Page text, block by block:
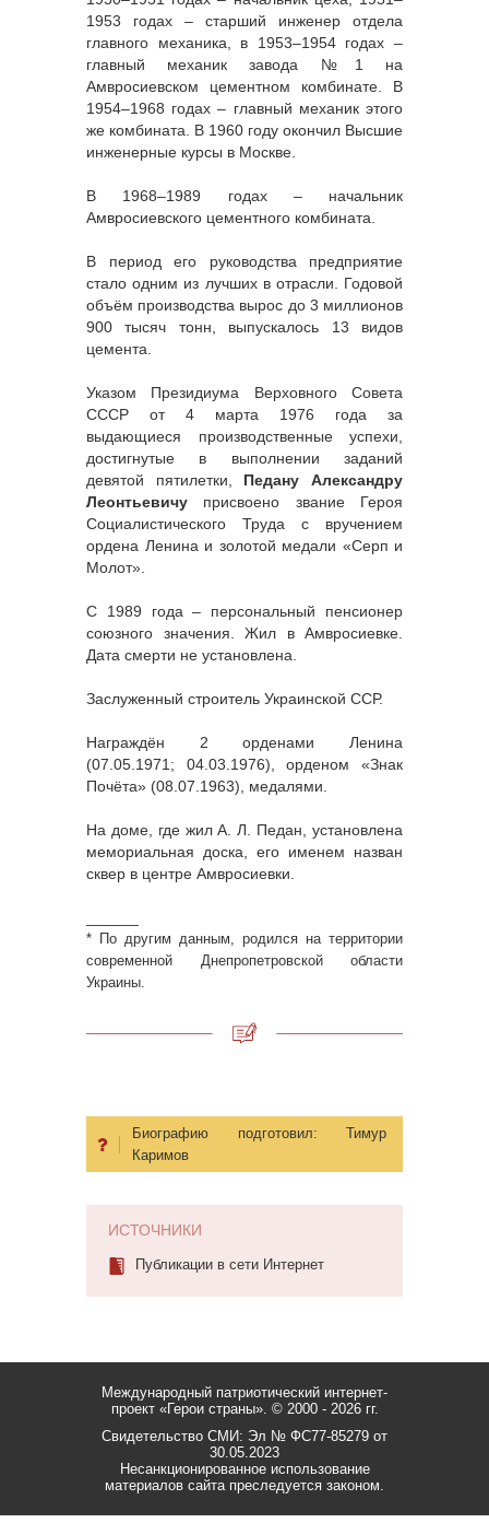
1953 годах – старший инженер отдела
главного механика, в 1953–1954 годах –
главный механик завода №1 на
Амвросиевском цементном комбинате. В
1954–1968 годах – главный механик этого
же комбината. В 1960 году окончил Высшие
инженерные курсы в Москве.
В 1968–1989 годах – начальник
Амвросиевского цементного комбината.
В период его руководства предприятие
стало одним из лучших в отрасли. Годовой
объём производства вырос до 3 миллионов
900 тысяч тонн, выпускалось 13 видов
цемента.
Указом Президиума Верховного Совета
СССР от 4 марта 1976 года за
выдающиеся производственные успехи,
достигнутые в выполнении заданий
девятой пятилетки, Педану Александру
Леонтьевичу присвоено звание Героя
Социалистического Труда с вручением
ордена Ленина и золотой медали «Серп и
Молот».
С 1989 года – персональный пенсионер
союзного значения. Жил в Амвросиевке.
Дата смерти не установлена.
Заслуженный строитель Украинской ССР.
Награждён 2 орденами Ленина
(07.05.1971; 04.03.1976), орденом «Знак
Почёта» (08.07.1963), медалями.
На доме, где жил А. Л. Педан, установлена
мемориальная доска, его именем назван
сквер в центре Амвросиевки.
* По другим данным, родился на территории
современной Днепропетровской области
Украины.
Биографию подготовил: Тимур
Каримов
ИСТОЧНИКИ
Публикации в сети Интернет
Международный патриотический интернет-
проект «Герои страны». © 2000 - 2026 гг.
Свидетельство СМИ: Эл № ФС77-85279 от
30.05.2023
Несанкционированное использование
материалов сайта преследуется законом.